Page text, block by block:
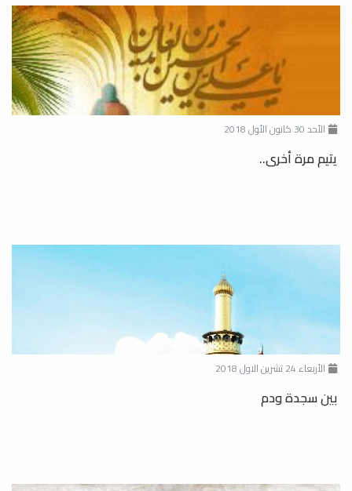
الأحد 30 كانون الأول 2018
يتيم مرة أخرى..
الأربعاء 24 تشرين الاول 2018
بين سجدة ودم